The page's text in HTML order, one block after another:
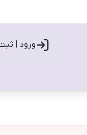
ورود |